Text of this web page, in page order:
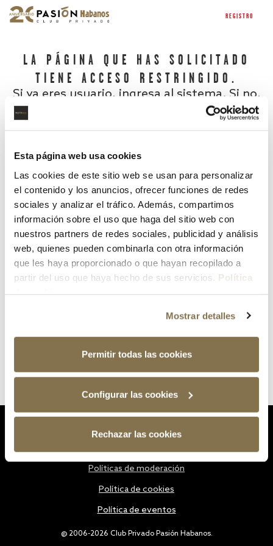
Esta página web usa cookies
Las cookies de este sitio web se usan para personalizar
el contenido y los anuncios, ofrecer funciones de redes
sociales y analizar el tráfico. Además, compartimos
información sobre el uso que haga del sitio web con
nuestros partners de redes sociales, publicidad y análisis
web, quienes pueden combinarla con otra información
que les haya proporcionado o que hayan recopilado a
partir del uso que haya hecho de sus servicios. Política
Mostrar detalles
Permitir todas las cookies
Configurar las cookies
Rechazar las cookies
REGISTRO
LA PÁGINA QUE HAS SOLICITADO
TIENE ACCESO RESTRINGIDO.
Si ya eres usuario, ingresa al sistema. Si no,
¿Has olvidado tu contraseña?
@ 2006-2026 Club Privado Pasión Habanos.
Políticas de moderación
Política de cookies
Política de eventos